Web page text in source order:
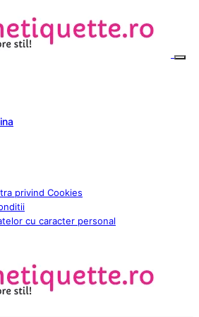
privind Cookies
cu caracter personal